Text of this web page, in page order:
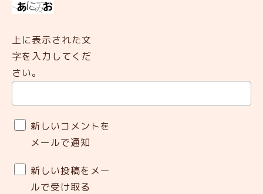
上に表示された文
字を入力してくだ
さい。
新しいコメントを
メールで通知
新しい投稿をメー
ルで受け取る